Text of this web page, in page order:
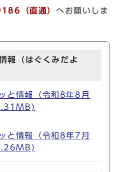
（直通）へお願いしま
報（はぐくみだよ
と情報（令和8年8月
と情報（令和8年7月